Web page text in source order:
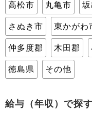
高松市 丸亀市
さぬき市 東かがわ
仲多度郡 木田郡
徳島県 その他
給与（年収）で探す